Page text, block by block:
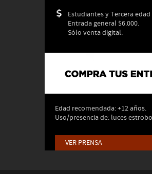
Estudiantes y Tercera edad
Entrada general $6.000.
Sólo venta digital.
Edad recomendada: +12 años.
Uso/presencia de: luces
VER PRENSA